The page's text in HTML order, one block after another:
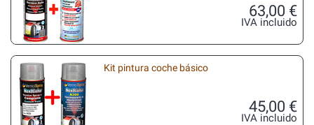
63,00 €
IVA incluido
Kit pintura coche básico
45,00 €
IVA incluido